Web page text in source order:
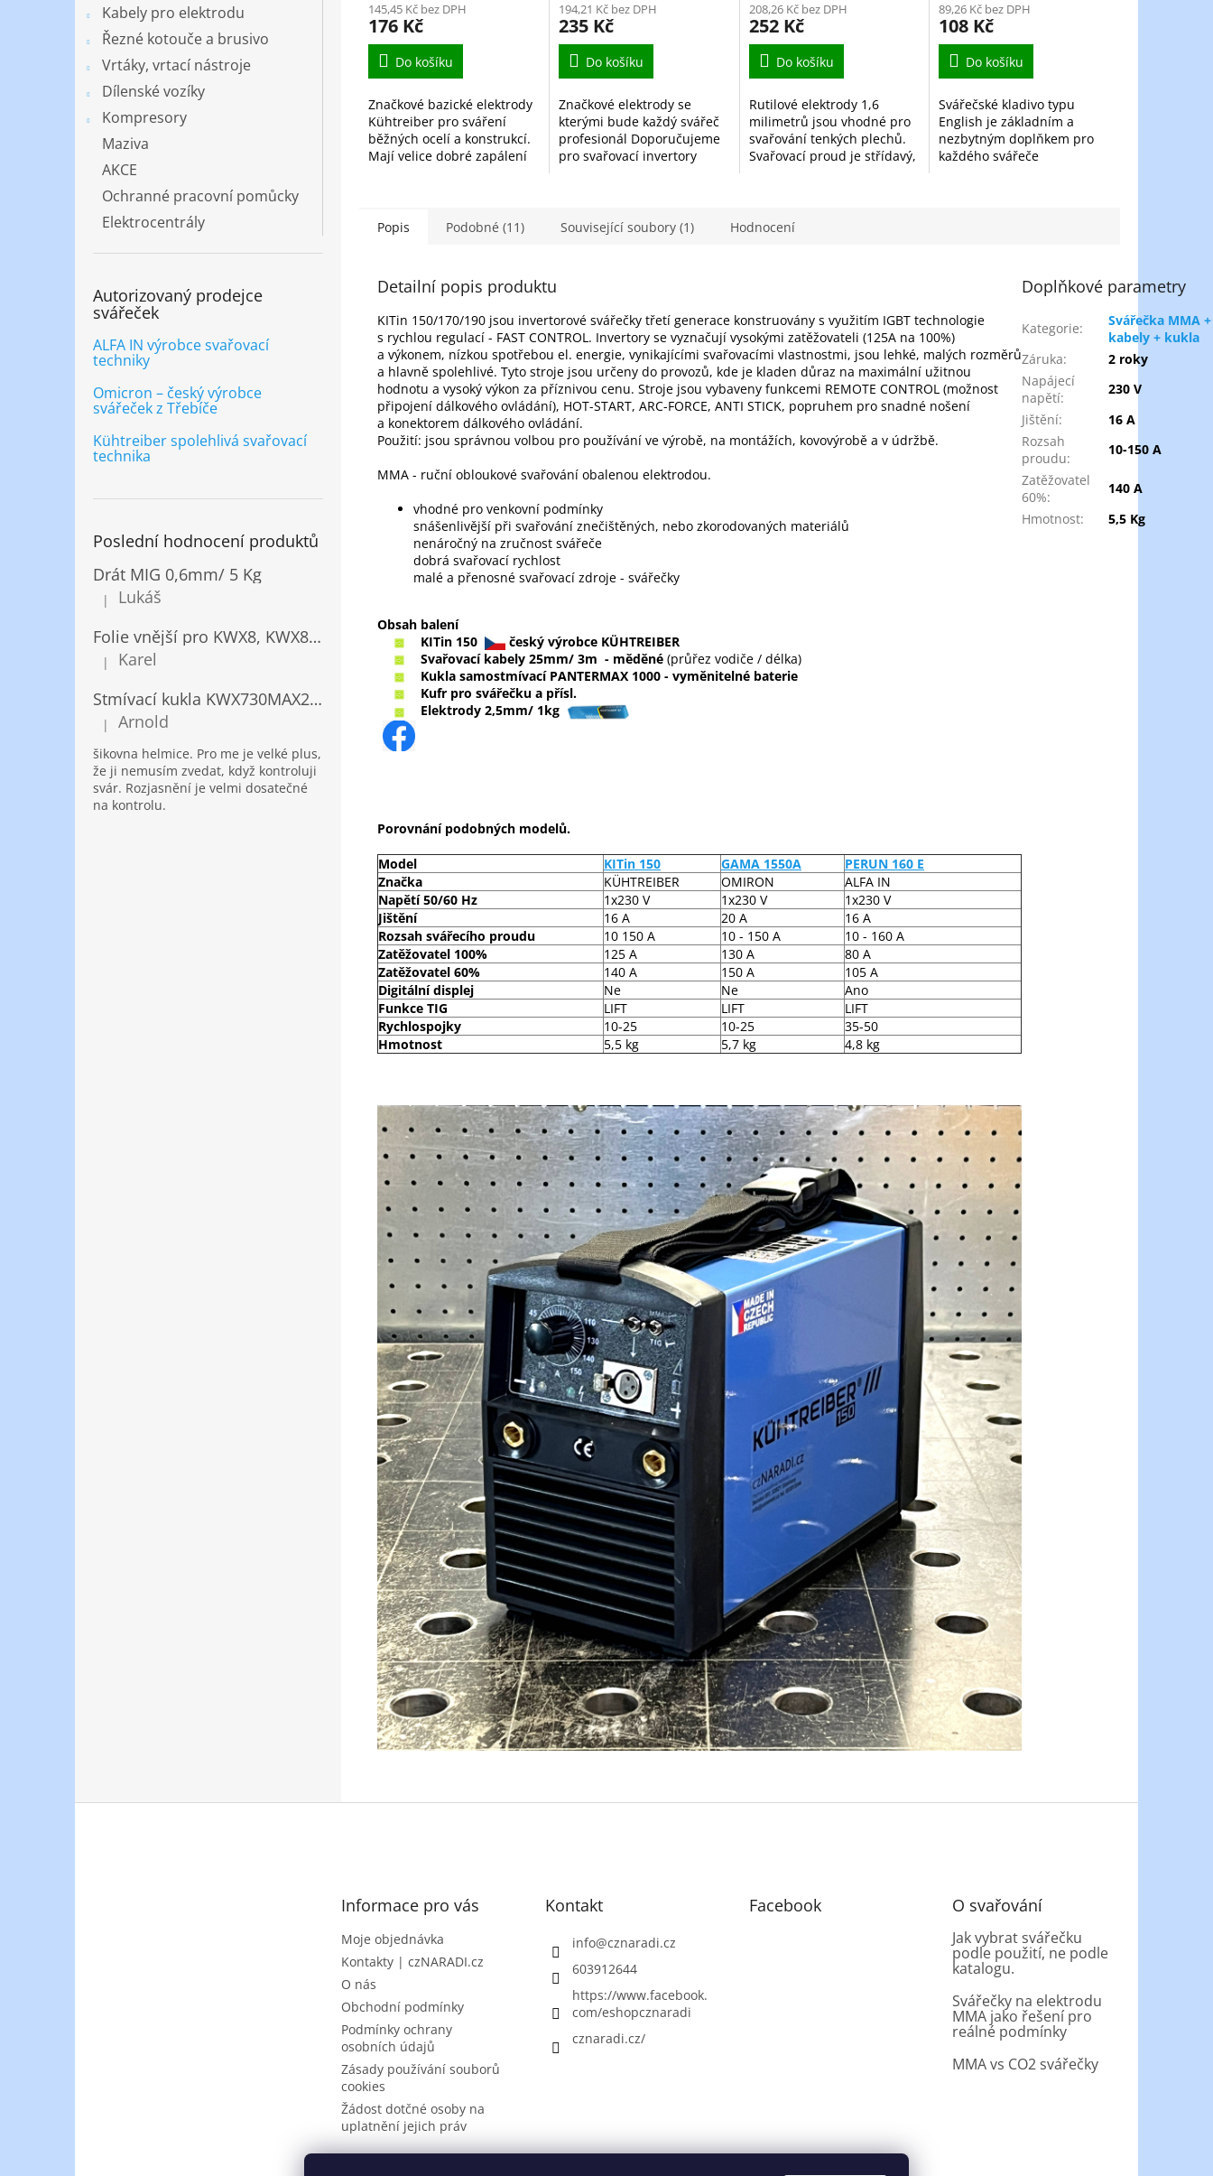
Kabely pro elektrodu
Řezné kotouče a brusivo
Vrtáky, vrtací nástroje
Dílenské vozíky
Kompresory
Maziva
AKCE
Ochranné pracovní pomůcky
Elektrocentrály
Autorizovaný prodejce
svářeček
ALFA IN výrobce svařovací
techniky
Omicron – český výrobce
svářeček z Třebíče
Kühtreiber spolehlivá svařovací
technika
Poslední hodnocení produktů
Drát MIG 0,6mm/ 5 Kg
Hodnocení produktu je 5 z 5 hvězdiček.
|
Lukáš
Folie vnější pro KWX8, KWX820/ 10ks
Hodnocení produktu je 5 z 5 hvězdiček.
|
Karel
Stmívací kukla KWX730MAX2,5!® + NANOClean
Hodnocení produktu je 5 z 5 hvězdiček.
| Arnold
šikovna helmice. Pro me je velké plus,
že ji nemusím zvedat, když kontroluji
svár. Rozjasnění je velmi dosatečné
na kontrolu.
145,45 Kč bez DPH
176 Kč
Do košíku
Značkové bazické elektrody
Kühtreiber pro sváření
běžných ocelí a konstrukcí.
Mají velice dobré zapálení
194,21 Kč bez DPH
235 Kč
Do košíku
Značkové elektrody se
kterými bude každý svářeč
profesionál Doporučujeme
pro svařovací invertory
208,26 Kč bez DPH
252 Kč
Do košíku
Rutilové elektrody 1,6
milimetrů jsou vhodné pro
svařování tenkých plechů.
Svařovací proud je střídavý,
89,26 Kč bez DPH
108 Kč
Do košíku
Svářečské kladivo typu
English je základním a
nezbytným doplňkem pro
každého svářeče
Popis Podobné (11) Související soubory (1) Hodnocení
Detailní popis produktu
KITin 150/170/190 jsou invertorové svářečky třetí generace konstruovány s využitím IGBT technologie
s rychlou regulací - FAST CONTROL. Invertory se vyznačují vysokými zatěžovateli (125A na 100%)
a výkonem, nízkou spotřebou el. energie, vynikajícími svařovacími vlastnostmi, jsou lehké, malých rozměrů
a hlavně spolehlivé. Tyto stroje jsou určeny do provozů, kde je kladen důraz na maximální užitnou
hodnotu a vysoký výkon za příznivou cenu. Stroje jsou vybaveny funkcemi REMOTE CONTROL (možnost
připojení dálkového ovládání), HOT-START, ARC-FORCE, ANTI STICK, popruhem pro snadné nošení
a konektorem dálkového ovládání.
Použití: jsou správnou volbou pro používání ve výrobě, na montážích, kovovýrobě a v údržbě.
MMA - ruční obloukové svařování obalenou elektrodou.
vhodné pro venkovní podmínky
snášenlivější při svařování znečištěných, nebo zkorodovaných materiálů
nenáročný na zručnost svářeče
dobrá svařovací rychlost
malé a přenosné svařovací zdroje - svářečky
Obsah balení
KITin 150
český výrobce KÜHTREIBER
Svařovací kabely 25mm/ 3m - měděné (průřez vodiče / délka)
Kukla samostmívací PANTERMAX 1000 - vyměnitelné baterie
Kufr pro svářečku a přísl.
Elektrody 2,5mm/ 1kg
Porovnání podobných modelů.
Model KITin 150 GAMA 1550A
PERUN 160 E
Značka
KÜHTREIBER OMIRON
ALFA IN
Napětí 50/60 Hz
1x230 V 1x230 V
1x230 V
Jištění
16 A 20 A
16 A
Rozsah svářecího proudu
10 150 A 10 - 150 A
10 - 160 A
Zatěžovatel 100%
125 A 130 A
80 A
Zatěžovatel 60%
140 A 150 A
105 A
Digitální displej
Ne Ne
Ano
Funkce TIG
LIFT LIFT
LIFT
Rychlospojky
10-25 10-25
35-50
Hmotnost
5,5 kg 5,7 kg 4,8 kg
Doplňkové parametry
Kategorie:
Svářečka MMA +
kabely + kukla
Záruka:
2 roky
Napájecí
napětí:
230 V
Jištění:
16 A
Rozsah
proudu:
10-150 A
Zatěžovatel
60%:
140 A
Hmotnost: 5,5 Kg
Informace pro vás
Moje objednávka
Kontakty | czNARADI.cz
O nás
Obchodní podmínky
Podmínky ochrany
osobních údajů
Zásady používání souborů
cookies
Žádost dotčné osoby na
uplatnění jejich práv
Kontakt
info@cznaradi.cz
603912644
https://www.facebook.
com/eshopcznaradi
cznaradi.cz/
Facebook O svařování
Jak vybrat svářečku
podle použití, ne podle
katalogu.
Svářečky na elektrodu
MMA jako řešení pro
reálné podmínky
MMA vs CO2 svářečky